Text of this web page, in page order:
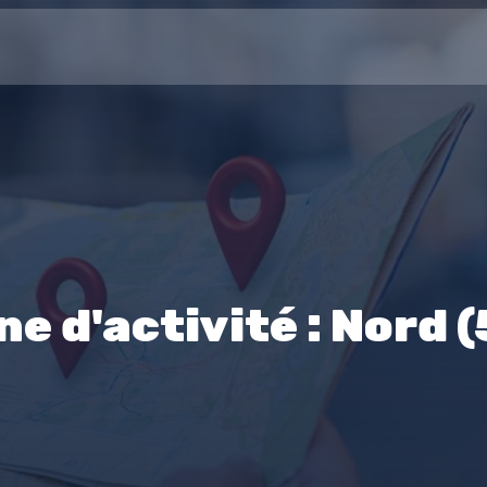
d'activité : Nord